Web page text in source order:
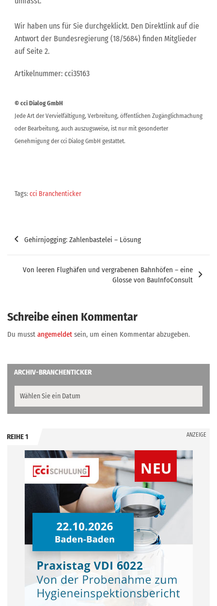
Wir haben uns für Sie durchgeklickt. Den Direktlink auf die
Antwort der Bundesregierung (18/5684) finden Mitglieder
auf Seite 2.
Artikelnummer: cci35163
© cci Dialog GmbH
Jede Art der Vervielfältigung, Verbreitung, öffentlichen Zugänglichmachung
oder Bearbeitung, auch auszugsweise, ist nur mit gesonderter
Genehmigung der cci Dialog GmbH gestattet.
Tags:cci Branchenticker
Beitragsnavigation
Gehirnjogging: Zahlenbastelei – Lösung
Von leeren Flughäfen und vergrabenen Bahnhöfen – eine
Glosse von BauInfoConsult
Schreibe einen Kommentar
Du musst angemeldet sein, um einen Kommentar abzugeben.
ARCHIV-BRANCHENTICKER
REIHE 1 ANZEIGE